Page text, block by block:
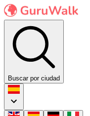
Buscar por ciudad